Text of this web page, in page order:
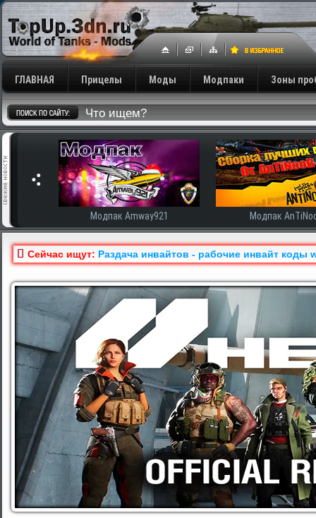
ГЛАВНАЯ Прицелы Моды Модпаки Зоны
Модпак Amway921 Модпак
Сейчас ищут: Раздача инвайтов - рабочие инвайт коды